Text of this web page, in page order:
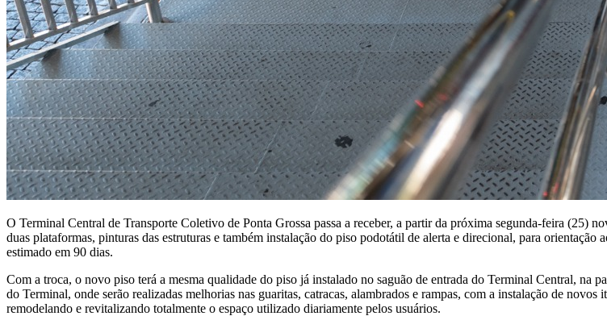
O Terminal Central de Transporte Coletivo de Ponta Grossa passa a receber, a partir da próxima segunda-feira (25)
duas plataformas, pinturas das estruturas e também instalação do piso podotátil de alerta e direcional, para
estimado em 90 dias.
Com a troca, o novo piso terá a mesma qualidade do piso já instalado no saguão de entrada do Terminal Central, na
do Terminal, onde serão realizadas melhorias nas guaritas, catracas, alambrados e rampas, com a instalação de
remodelando e revitalizando totalmente o espaço utilizado diariamente pelos usuários.